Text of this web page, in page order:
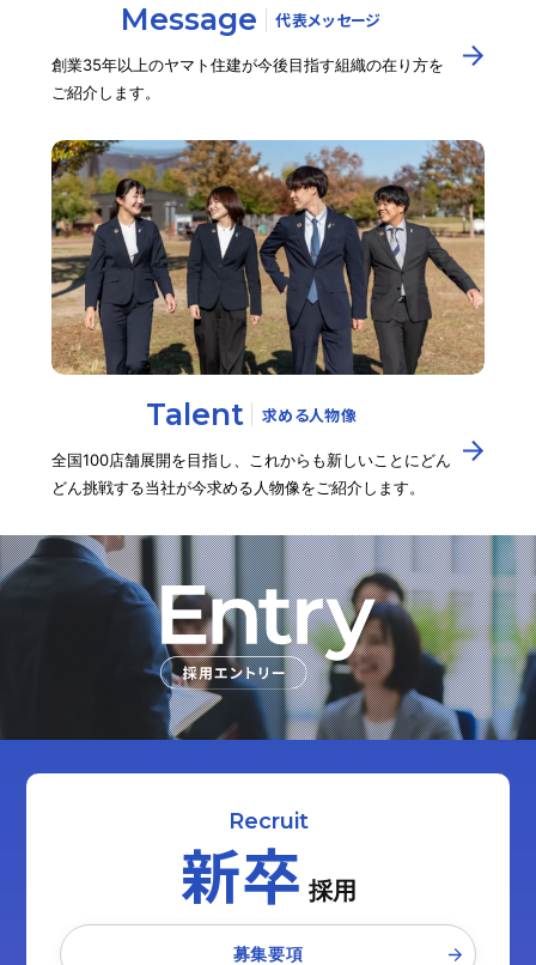
Message 代表メッセージ
創業35年以上のヤマト住建が今後目指す組織の在り方を
ご紹介します。
Talent 求める人物像
全国100店舗展開を目指し、これからも新しいことにどん
どん挑戦する当社が今求める人物像をご紹介します。
Recruit
新卒 採用
募集要項